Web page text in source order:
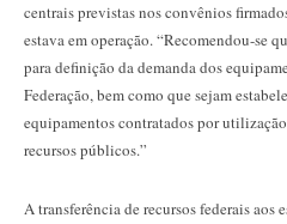
centrais previstas nos convênios
estava em operação. “Recomendou-se
para definição da demanda dos
Federação, bem como que sejam
equipamentos contratados por
recursos públicos.”
A transferência de recursos federais aos